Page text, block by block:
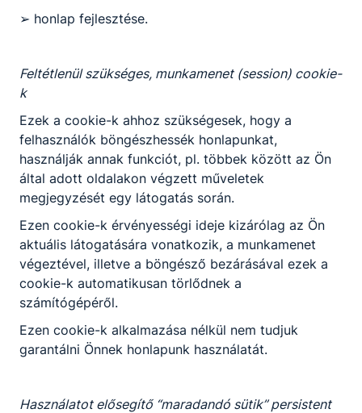
színlátás, kézügyesség, önállóság,
problémamegoldó képesség.
A SZAKKÉPZETTSÉGGEL RENDELKEZŐ
számítógépes adatgyűjtő és jelfeldolgozó
rendszert konfigurál, a felhasználói
internetes berendezések között
összeköttetéseket létesít;
adott infrastruktúrában IP alapú
telekommunikációs és adatátviteli
kapcsolatot létesít, különböző
internetprotokollokat alkalmaz;
ellátja a diagnosztikai, konﬁgurációs,
teszt- és segédprogramok fejlesztését és
rendszergazdaszintű üzemeltetését,
valamint a számítógéppel irányított mérő-,
ellenőrző- és gyártóeszközök használatát
együttműködve automatizált
➢ honlap fejlesztése.
Feltétlenül szükséges, munkamenet (session) cookie-
k
Ezek a cookie-k ahhoz szükségesek, hogy a
felhasználók böngészhessék honlapunkat,
használják annak funkciót, pl. többek között az Ön
által adott oldalakon végzett műveletek
megjegyzését egy látogatás során.
Ezen cookie-k érvényességi ideje kizárólag az Ön
aktuális látogatására vonatkozik, a munkamenet
végeztével, illetve a böngésző bezárásával ezek a
cookie-k automatikusan törlődnek a
számítógépéről.
Ezen cookie-k alkalmazása nélkül nem tudjuk
garantálni Önnek honlapunk használatát.
Használatot elősegítő “maradandó sütik” persistent